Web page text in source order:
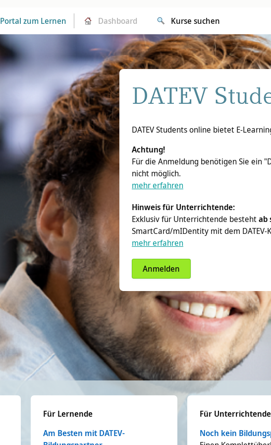
Portal zum Lernen Dashboard Kurse suchen
DATEV Students online überspringen
DATEV
DATEV Students online bietet E-
Achtung!
Für die Anmeldung benötigen Sie ein
nicht möglich.
mehr erfahren
Hinweis für Unterrichtende:
Exklusiv für Unterrichtende bestehtab
SmartCard/mIDentity mit dem DATEV-
mehr erfahren
Anmelden
Für Lernende
Am Besten mit DATEV-
Für Unterrichtende
Noch kein